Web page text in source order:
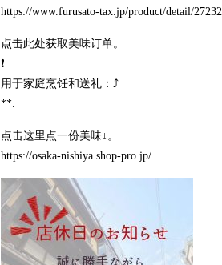
https://www.furusato-tax.jp/product/detail/
点击此处获取美味订单。
❗️
用于家庭烹饪和送礼：⤴️
**.
点击这里点一份美味↓。
https://osaka-nishiya.shop-pro.jp/